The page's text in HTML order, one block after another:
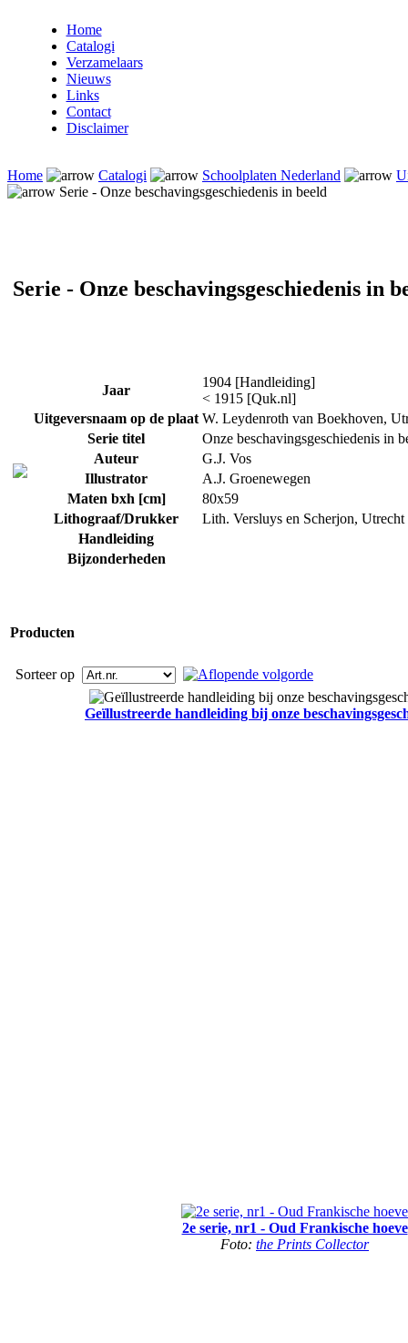
Home
Catalogi
Verzamelaars
Nieuws
Links
Contact
Disclaimer
Home Catalogi Schoolplaten Nederland
Serie - Onze beschavingsgeschiedenis in beeld
Serie - Onze beschavingsgeschiedenis in
Jaar
1904 [Handleiding]
< 1915 [Quk.nl]
Uitgeversnaam op de plaat W. Leydenroth van Boekhoven,
Serie titel
Onze beschavingsgeschiedenis in
Auteur
G.J. Vos
Illustrator
A.J. Groenewegen
Maten bxh [cm]
80x59
Lithograaf/Drukker
Lith. Versluys en Scherjon, Utrecht
Handleiding
Bijzonderheden
Producten
Sorteer op
Geïllustreerde handleiding bij onze
2e serie, nr1 - Oud Frankische hoeve
Foto: the Prints Collector